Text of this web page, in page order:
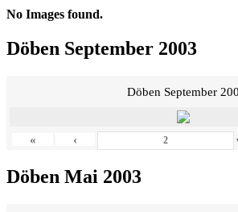
No Images found.
Döben September 2003
Döben September
« ‹
Döben Mai 2003